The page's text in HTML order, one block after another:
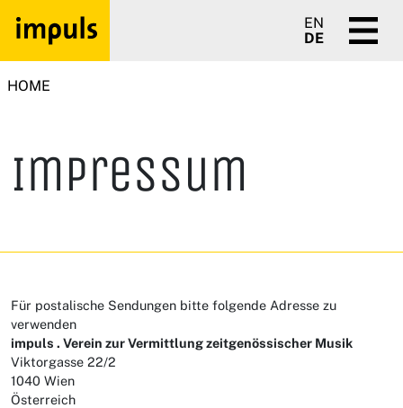
EN
DE
HOME
Impressum
Für postalische Sendungen bitte folgende Adresse zu
verwenden
impuls . Verein zur Vermittlung zeitgenössischer Musik
Viktorgasse 22/2
1040 Wien
Österreich